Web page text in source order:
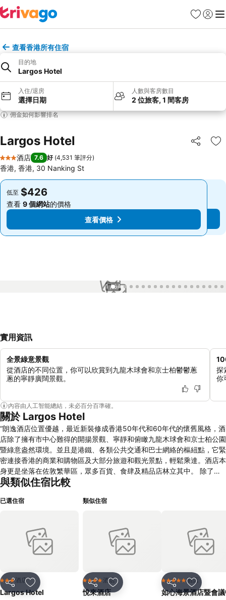
收藏夾
登入 選
查看香港所有住宿
目的地
Largos Hotel
入住/退房
選擇日期
人數與客房數目
2 位旅客, 1 間客房
佣金如何影響排名
Largos Hotel 分享
放
3 星級
酒店 7.6 好 (4,531 筆評分)
香港, 香港, 30 Nanking St
低至 $426
查看 9 個網站的價格
查看價格
低至 $426
查看 9 個網站的價格
查看價格
1 / 67
實用資訊
全景綠意景觀
從酒店的不同位置，你可以欣賞到九龍木球會和京士柏鬱鬱蔥
蔥的寧靜廣闊景觀。
探
你
內容由人工智能總結，未必百分百準確。
關於 Largos Hotel
“朗逸酒店位置優越，最近新裝修成香港50年代和60年代的懷舊風格，酒
店除了擁有市中心難得的開揚景觀、寧靜和俯瞰九龍木球會和京士柏公園
暨綠意盎然環境。並且是港鐵、各類公共交通和巴士網絡的樞紐點，它緊
密連接香港的商業和購物區及大部分旅遊和觀光景點，輕鬆乘達。酒店本
身更是坐落在佐敦繁華區，眾多百貨、食肆及精品店林立其中。 除了以
上種種優點外，朗逸酒店更提供一百間設計精緻優雅的客房及套房，配以
中國大陸期間的最佳選擇。” “朗逸酒店位置优越，最近新装修成香港50
交通和巴士网络的枢纽点，它紧密连接香港的商业和购物区及大部分旅游
和观光景点，轻松乘达。酒店本身更是坐落在佐敦繁华区，众多百货、食
肆及精品店林立其中。 除了以上种种优点外，朗逸酒店更提供一百间设
务，为你在香港旅游、公干及穿梭中国大陆期间的最佳选择。”
與類似住宿比較
已選住宿
分享 放到收藏夾
3 星級酒店
Largos Hotel
類似住宿
分享 放到收藏夾
4 星級 酒店
悅來酒店
分享 放到收藏
5 星級 酒店
如心海景酒店暨會